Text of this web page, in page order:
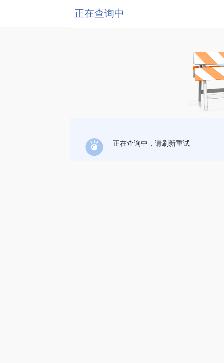
正在查询中
正在查询中，请刷新重试